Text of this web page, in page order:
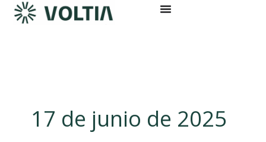
17 de junio de 2025